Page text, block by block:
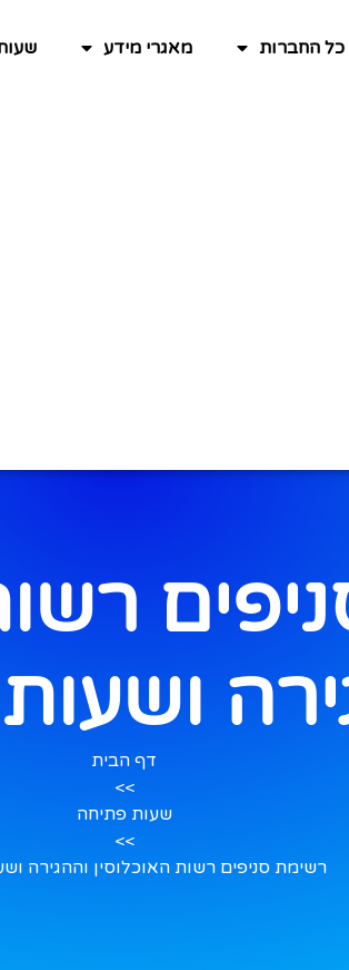
כל החברות מאגרי מידע
דף הבית
>>
שעות פתיחה
>>
רשימת סניפים רשות האוכלוסין וההגירה